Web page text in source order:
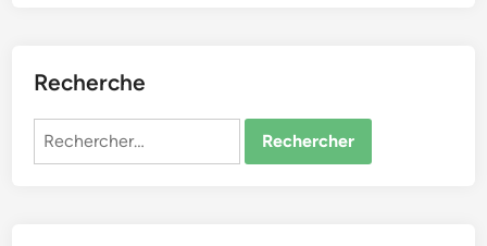
Recherche
Rechercher :